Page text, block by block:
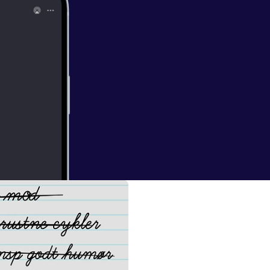
i svømning til